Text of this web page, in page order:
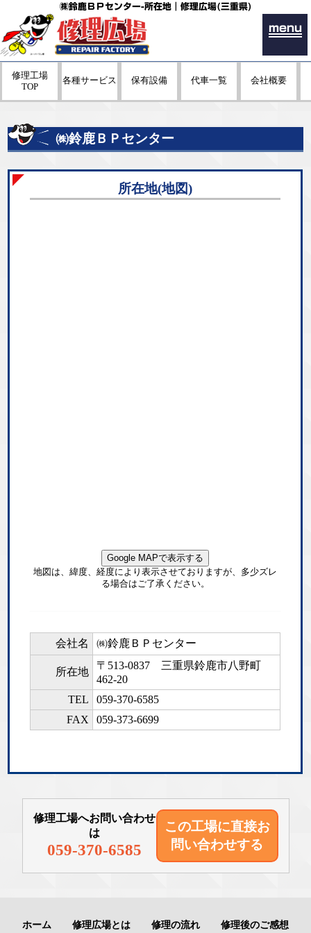
㈱鈴鹿ＢＰセンター-所在地｜修理広場(三重県)
menu
修理工場
TOP
各種サービス 保有設備 代車一覧 会社概要
㈱鈴鹿ＢＰセンター
所在地(地図)
Google MAPで表示する
地図は、緯度、経度により表示させておりますが、多少ズレ
る場合はご了承ください。
会社名 ㈱鈴鹿ＢＰセンター
所在地
〒513-0837 三重県鈴鹿市八野町
462-20
TEL
059-370-6585
FAX
059-373-6699
修理工場へお問い合わせ
は
059-370-6585
この工場に直接お
問い合わせする
ホーム 修理広場とは 修理の流れ 修理後のご感想